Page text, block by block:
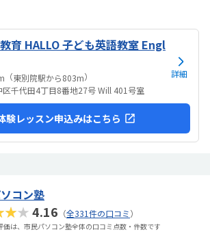
。駐輪スペースはあるので子供一人でも近い人
。奥の方まで覗いたことはないので詳しくはわ
教室の内装は奇麗だと思います。気軽に入りや
とそれぞれになってしまい...
育 HALLO 子ども英語教室 Engl
（東別院駅から803m）
区千代田4丁目8番地27号 Will 401号室
詳細
験レッスン申込みはこちら
コン塾
4.16 （全331件の口コミ）
は、市民パソコン塾全体の口コミ点数・件数です